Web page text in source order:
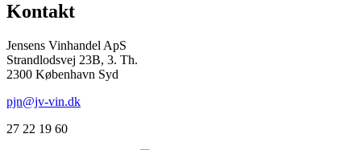
Kontakt
Jensens Vinhandel ApS
Strandlodsvej 23B, 3. Th.
2300 København Syd
pjn@jv-vin.dk
27 22 19 60